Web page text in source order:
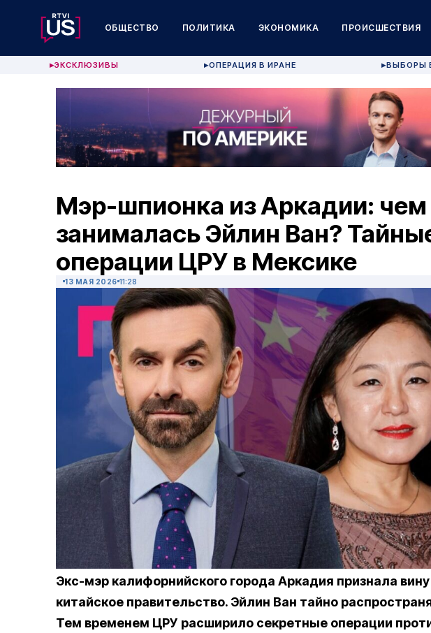
ОБЩЕСТВО ПОЛИТИКА ЭКОНОМИКА ПРОИСШЕСТВИЯ
▶ЭКСКЛЮЗИВЫ ▶ОПЕРАЦИЯ В ИРАНЕ ▶ВЫБОРЫ
Мэр-шпионка из Аркадии: чем
занималась Эйлин Ван?
операции ЦРУ в Мексике
13 МАЯ 2026 11:28
Экс-мэр калифорнийского города Аркадия признала вину
китайское правительство. Эйлин Ван тайно
Тем временем ЦРУ расширило секретные операции